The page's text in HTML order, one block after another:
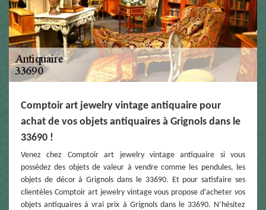
Comptoir art jewelry vintage antiquaire pour
achat de vos objets antiquaires à Grignols dans le
33690 !
Venez chez Comptoir art jewelry vintage antiquaire si vous
possédez des objets de valeur à vendre comme les pendules, les
objets de décor à Grignols dans le 33690. Et pour satisfaire ses
clientèles Comptoir art jewelry vintage vous propose d’acheter vos
objets antiquaires à vrai prix à Grignols dans le 33690. N’hésitez